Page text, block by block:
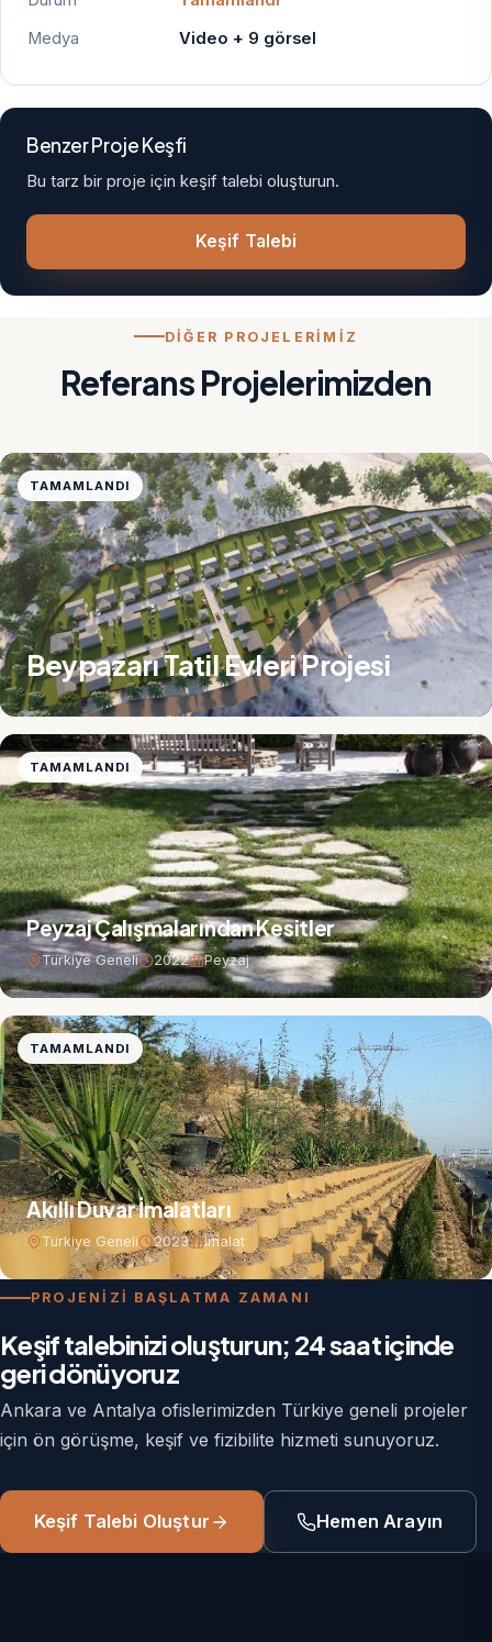
Medya
Video + 9 görsel
Benzer Proje Keşfi
Bu tarz bir proje için keşif talebi oluşturun.
Keşif Talebi
DİĞER PROJELERİMİZ
Referans Projelerimizden
TAMAMLANDI
Beypazarı Tatil Evleri Projesi
TAMAMLANDI
Peyzaj Çalışmalarından Kesitler
Türkiye Geneli 2022 Peyzaj
TAMAMLANDI
Akıllı Duvar İmalatları
Türkiye Geneli 2023 İmalat
PROJENİZİ BAŞLATMA ZAMANI
Keşif talebinizi oluşturun; 24 saat içinde
geri dönüyoruz
Ankara ve Antalya ofislerimizden Türkiye geneli projeler
için ön görüşme, keşif ve fizibilite hizmeti sunuyoruz.
Keşif Talebi Oluştur Hemen Arayın